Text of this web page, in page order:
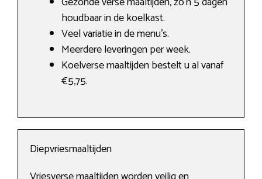
houdbaar in de koelkast.
Veel variatie in de menu’s.
Meerdere leveringen per week.
Koelverse maaltijden bestelt u al vanaf
€5,75.
Diepvriesmaaltijden